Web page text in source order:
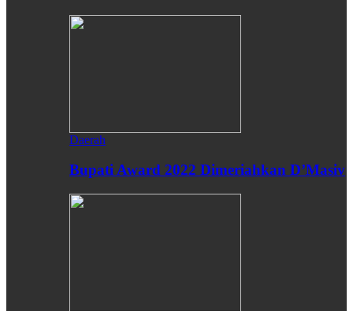
Daerah
Bupati Award 2022 Dimeriahkan D’Masiv